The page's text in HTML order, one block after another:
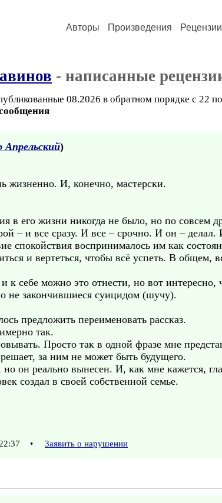
Авторы Произведения Рецензии
- написанные
08.2026 в обратном порядке с 22
Апрельский)
жизненно. И, конечно, мастерски.
в его жизни никогда не было, но по совсем
– и все сразу. И все – срочно. И он –
спокойствия воспринималось им как
и вертеться, чтобы всё успеть. В
к себе можно это отнести, но вот
не закончившиеся суицидом (шучу).
предложить переименовать рассказ.
так.
Просто так в одной фразе мне
за ним не может быть будущего.
он реально вынесен. И, как мне кажется,
создал в своей собственной семье.
• Заявить о нарушении